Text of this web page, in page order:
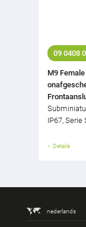
09 0408
M9
IP67,
Details
nederlands